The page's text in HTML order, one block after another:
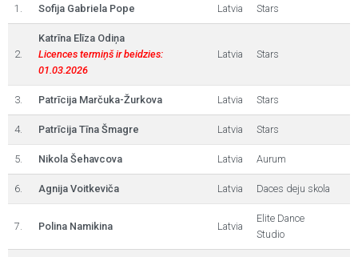
1. Sofija Gabriela Pope Latvia Stars
2.
Katrīna Elīza Odiņa
Licences termiņš ir beidzies:
01.03.2026
Latvia Stars
3. Patrīcija Marčuka-Žurkova Latvia Stars
4. Patrīcija Tīna Šmagre Latvia Stars
5. Nikola Šehavcova Latvia Aurum
6. Agnija Voitkeviča Latvia Daces deju skola
7. Polina Namikina Latvia
Elite Dance
Studio